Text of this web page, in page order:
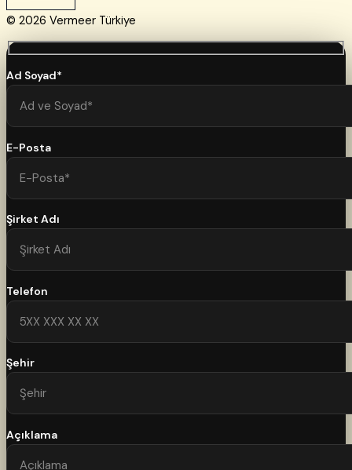
© 2026 Vermeer Türkiye
Ad Soyad*
E-Posta
Şirket Adı
Telefon
Şehir
Açıklama